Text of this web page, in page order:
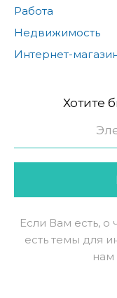
Работа
Недвижимость
Интернет-
Хотите
Если Вам есть, о
есть темы для
нам